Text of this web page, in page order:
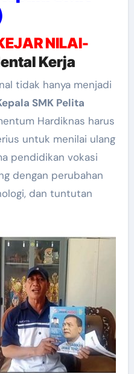
NILAI-
Kerja
tidak hanya menjadi
SMK Pelita
Hardiknas harus
untuk menilai ulang
pendidikan vokasi
dengan perubahan
dan tuntutan